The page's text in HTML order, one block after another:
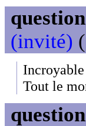
(invité)
Tout le